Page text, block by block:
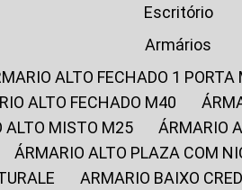
Escritório
Armários
ALTO FECHADO 1 PORTA
ALTO FECHADO M40
ALTO MISTO M25
ÁRMARIO
ÁRMARIO ALTO PLAZA COM
ARMARIO BAIXO